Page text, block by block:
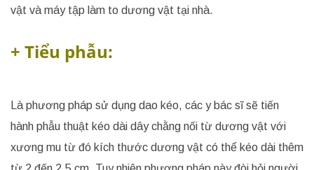
vật và máy tập làm to dương vật tại nhà.
+ Tiểu phẫu:
Là phương pháp sử dụng dao kéo, các y bác sĩ sẽ tiến
hành phẫu thuật kéo dài dây chằng nối từ dương vật với
xương mu từ đó kích thước dương vật có thể kéo dài thêm